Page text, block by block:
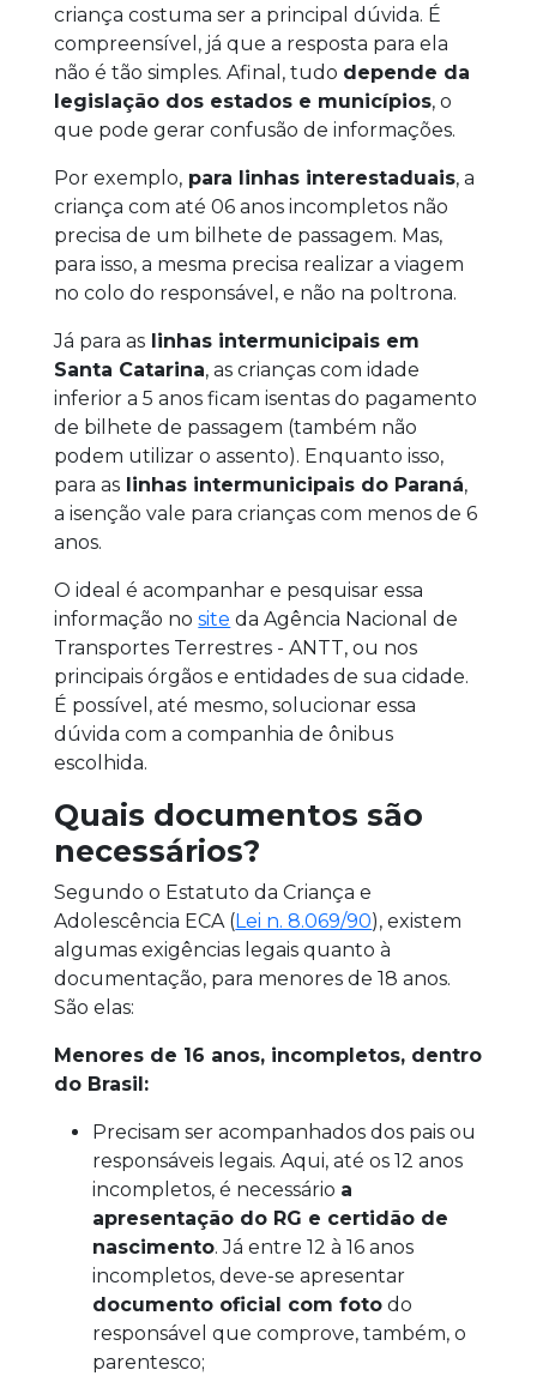
criança costuma ser a principal dúvida. É
compreensível, já que a resposta para ela
não é tão simples. Afinal, tudo depende da
legislação dos estados e municípios, o
que pode gerar confusão de informações.
Por exemplo, para linhas interestaduais, a
criança com até 06 anos incompletos não
precisa de um bilhete de passagem. Mas,
para isso, a mesma precisa realizar a viagem
no colo do responsável, e não na poltrona.
Já para as linhas intermunicipais em
Santa Catarina, as crianças com idade
inferior a 5 anos ficam isentas do pagamento
de bilhete de passagem (também não
podem utilizar o assento). Enquanto isso,
para as linhas intermunicipais do Paraná,
a isenção vale para crianças com menos de 6
anos.
O ideal é acompanhar e pesquisar essa
informação nosite da Agência Nacional de
Transportes Terrestres - ANTT, ou nos
principais órgãos e entidades de sua cidade.
É possível, até mesmo, solucionar essa
dúvida com a companhia de ônibus
escolhida.
Quais documentos são
necessários?
Segundo o Estatuto da Criança e
Adolescência ECA (Lei n. 8.069/90), existem
algumas exigências legais quanto à
documentação, para menores de 18 anos.
São elas:
Menores de 16 anos, incompletos, dentro
do Brasil:
Precisam ser acompanhados dos pais ou
responsáveis legais. Aqui, até os 12 anos
incompletos, é necessário a
apresentação do RG e certidão de
nascimento. Já entre 12 à 16 anos
incompletos, deve-se apresentar
documento oficial com foto do
responsável que comprove, também, o
parentesco;